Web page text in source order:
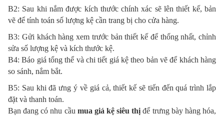
B2: Sau khi nắm được kích thước chính xác sẽ lên thiết kế, bản
vẽ để tính toán số lượng kệ cần trang bị cho cửa hàng.
B3: Gửi khách hàng xem trước bản thiết kế để thống nhất, chỉnh
sửa số lượng kệ và kích thước kệ.
B4: Báo giá tổng thể và chi tiết giá kệ theo bản vẽ để khách hàng
so sánh, nắm bắt.
B5: Sau khi đã ưng ý về giá cả, thiết kế sẽ tiến đến quá trình lắp
đặt và thanh toán.
Bạn đang có nhu cầu mua giá kệ siêu thịđể trưng bày hàng hóa,